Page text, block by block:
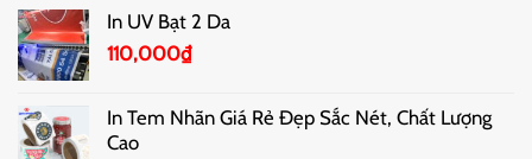
In UV Bạt 2 Da
110,000₫
In Tem Nhãn Giá Rẻ Đẹp Sắc Nét, Chất Lượng
Cao